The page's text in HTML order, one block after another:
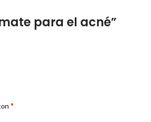
para el acné”
*